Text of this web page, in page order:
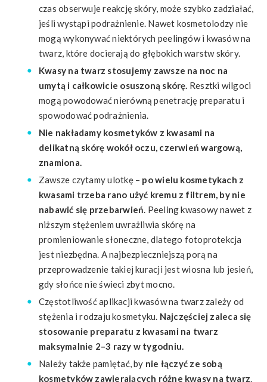
czas obserwuje reakcję skóry, może szybko zadziałać,
jeśli wystąpi podrażnienie. Nawet kosmetolodzy nie
mogą wykonywać niektórych peelingów i kwasów na
twarz, które docierają do głębokich warstw skóry.
Kwasy na twarz stosujemy zawsze na noc na
umytą i całkowicie osuszoną skórę. Resztki wilgoci
mogą powodować nierówną penetrację preparatu i
spowodować podrażnienia.
Nie nakładamy kosmetyków z kwasami na
delikatną skórę wokół oczu, czerwień wargową,
znamiona.
Zawsze czytamy ulotkę – po wielu kosmetykach z
kwasami trzeba rano użyć kremu z filtrem, by nie
nabawić się przebarwień. Peeling kwasowy nawet z
niższym stężeniem uwrażliwia skórę na
promieniowanie słoneczne, dlatego fotoprotekcja
jest niezbędna. A najbezpieczniejszą porą na
przeprowadzenie takiej kuracji jest wiosna lub jesień,
gdy słońce nie świeci zbyt mocno.
Częstotliwość aplikacji kwasów na twarz zależy od
stężenia i rodzaju kosmetyku. Najczęściej zaleca się
stosowanie preparatu z kwasami na twarz
maksymalnie 2–3 razy w tygodniu.
Należy także pamiętać, by nie łączyć ze sobą
kosmetyków zawierających różne kwasy na twarz.